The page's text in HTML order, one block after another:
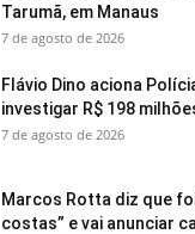
Tarumã, em Manaus
7 de agosto de 2026
Flávio Dino aciona
investigar R$ 198
7 de agosto de 2026
Marcos Rotta diz que
costas” e vai anunciar